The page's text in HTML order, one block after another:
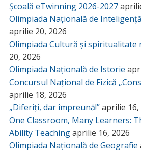
Școală eTwinning 2026-2027
Olimpiada Națională de
aprilie 20, 2026
Olimpiada Cultură și spiritualitate
20, 2026
Olimpiada Națională de Istorie
Concursul Național de Fizică
aprilie 18, 2026
„Diferiți, dar împreună!”aprilie 16,
One Classroom, Many Learners:
Ability Teachingaprilie 16, 2026
Olimpiada Națională de Geografie